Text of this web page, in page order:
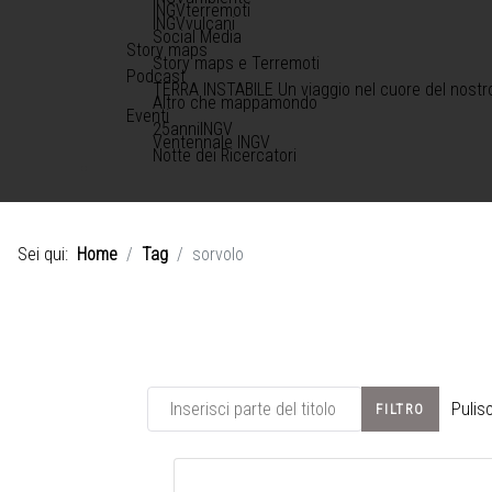
INGVterremoti
INGVvulcani
Social Media
Story maps
Story maps e Terremoti
Podcast
TERRA INSTABILE Un viaggio nel cuore del
Altro che mappamondo
Eventi
25anniINGV
Ventennale INGV
Notte dei Ricercatori
Sei qui: Home Tag sorvolo
Inserisci parte del titolo FILTRO